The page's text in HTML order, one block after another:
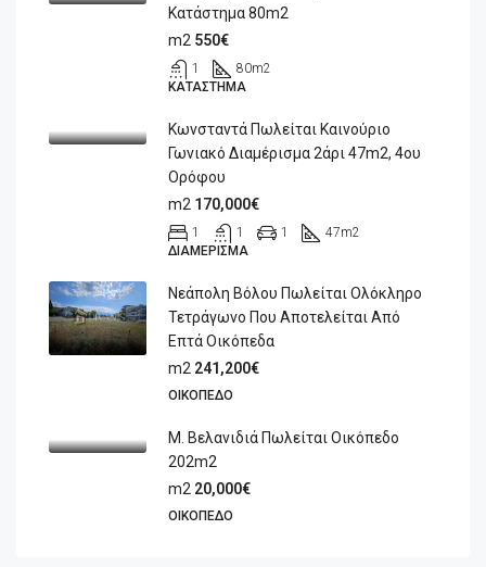
Κατάστημα 80m2
m2 550€
1 80m2
ΚΑΤΆΣΤΗΜΑ
Κωνσταντά Πωλείται Καινούριο
Γωνιακό Διαμέρισμα 2άρι 47m2, 4ου
Ορόφου
m2 170,000€
1 1 1 47m2
ΔΙΑΜΈΡΙΣΜΑ
Νεάπολη Βόλου Πωλείται Ολόκληρο
Τετράγωνο Που Αποτελείται Από
Επτά Οικόπεδα
m2 241,200€
ΟΙΚΌΠΕΔΟ
Μ. Βελανιδιά Πωλείται Οικόπεδο
202m2
m2 20,000€
ΟΙΚΌΠΕΔΟ